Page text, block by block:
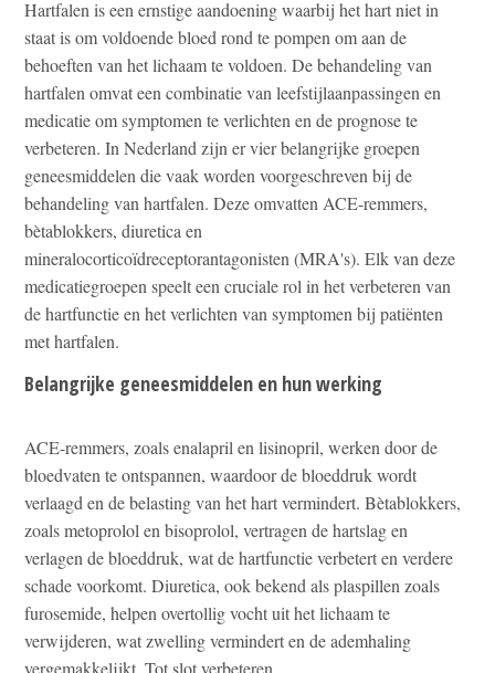
Hartfalen is een ernstige aandoening waarbij het hart niet in
staat is om voldoende bloed rond te pompen om aan de
behoeften van het lichaam te voldoen. De behandeling van
hartfalen omvat een combinatie van leefstijlaanpassingen en
medicatie om symptomen te verlichten en de prognose te
verbeteren. In Nederland zijn er vier belangrijke groepen
geneesmiddelen die vaak worden voorgeschreven bij de
behandeling van hartfalen. Deze omvatten ACE-remmers,
bètablokkers, diuretica en
mineralocorticoïdreceptorantagonisten (MRA's). Elk van deze
medicatiegroepen speelt een cruciale rol in het verbeteren van
de hartfunctie en het verlichten van symptomen bij patiënten
met hartfalen.
Belangrijke geneesmiddelen en hun werking
ACE-remmers, zoals enalapril en lisinopril, werken door de
bloedvaten te ontspannen, waardoor de bloeddruk wordt
verlaagd en de belasting van het hart vermindert. Bètablokkers,
zoals metoprolol en bisoprolol, vertragen de hartslag en
verlagen de bloeddruk, wat de hartfunctie verbetert en verdere
schade voorkomt. Diuretica, ook bekend als plaspillen zoals
furosemide, helpen overtollig vocht uit het lichaam te
verwijderen, wat zwelling vermindert en de ademhaling
vergemakkelijkt. Tot slot verbeteren